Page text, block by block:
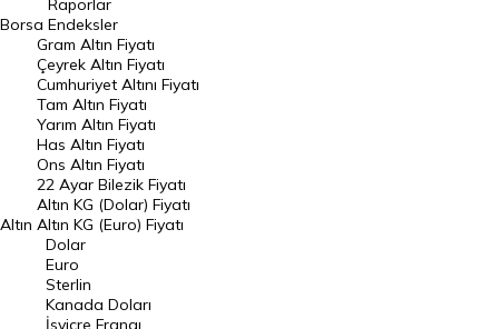
Dünya Borsaları
Raporlar
Endeksler
DÖVİZ
Döviz Kuru
Dolar Kuru
Euro Kuru
Pound Kuru
Frank Kuru
Borsa
Raporlar
Endeksler
Altın
Gram Altın Fiyatı
Çeyrek Altın Fiyatı
Cumhuriyet Altını Fiyatı
Tam Altın Fiyatı
Yarım Altın Fiyatı
Has Altın Fiyatı
Ons Altın Fiyatı
22 Ayar Bilezik Fiyatı
Altın KG (Dolar) Fiyatı
Altın KG (Euro) Fiyatı
Dolar
Euro
Sterlin
Kanada Doları
İsviçre Frangı